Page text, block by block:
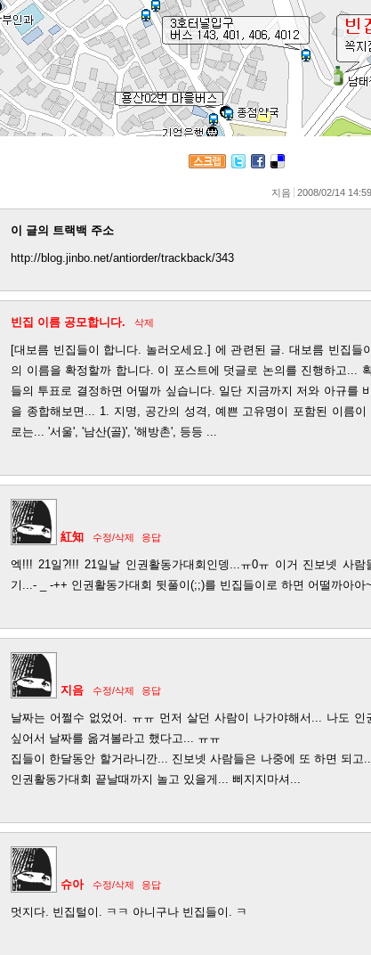
지음 2008/02/14 14:59
이 글의 트랙백 주소
http://blog.jinbo.net/antiorder/trackback/343
빈집 이름 공모합니다. 삭제
[대보름 빈집들이 합니다. 놀러오세요.] 에 관련된 글. 대보름 빈집들
의 이름을 확정할까 합니다. 이 포스트에 덧글로 논의를 진행하고...
들의 투표로 결정하면 어떨까 싶습니다. 일단 지금까지 저와 아규를
을 종합해보면... 1. 지명, 공간의 성격, 예쁜 고유명이 포함된 이름이
로는... '서울', '남산(골)', '해방촌', 등등 ...
紅知 수정/삭제 응답
엑!!! 21일?!!! 21일날 인권활동가대회인뎅...ㅠ0ㅠ 이거 진보넷 사
기...- _ -++ 인권활동가대회 뒷풀이(;;)를 빈집들이로 하면 어떨까아아
지음 수정/삭제 응답
날짜는 어쩔수 없었어. ㅠㅠ 먼저 살던 사람이 나가야해서... 나도 인
싶어서 날짜를 옮겨볼라고 했다고... ㅠㅠ
집들이 한달동안 할거라니깐... 진보넷 사람들은 나중에 또 하면 되고
인권활동가대회 끝날때까지 놀고 있을게... 삐지지마셔...
슈아 수정/삭제 응답
멋지다. 빈집털이. ㅋㅋ 아니구나 빈집들이. ㅋ